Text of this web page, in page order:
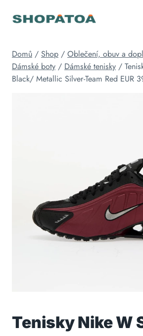
Domů / Shop / Oblečení, obuv a
Dámské boty / Dámské tenisky /
Black/ Metallic Silver-Team Red EUR
Tenisky Nike W